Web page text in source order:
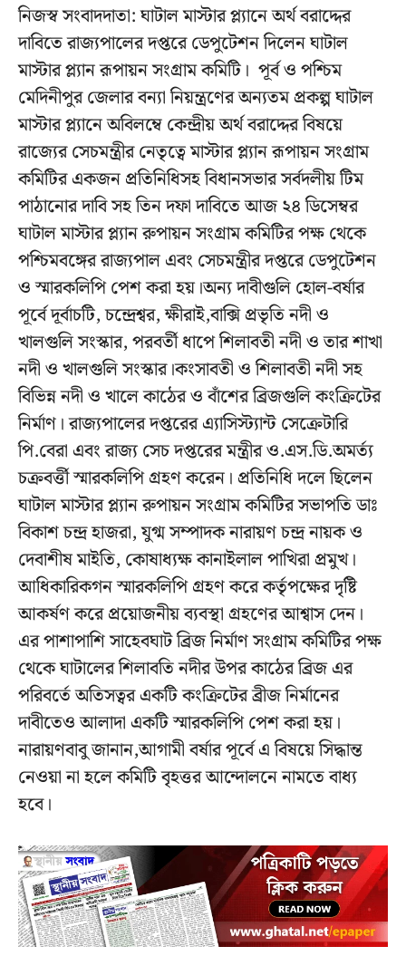
নিজস্ব সংবাদদাতা: ঘাটাল মাস্টার প্ল্যানে অর্থ বরাদ্দের
দাবিতে রাজ্যপালের দপ্তরে ডেপুটেশন দিলেন ঘাটাল
মাস্টার প্ল্যান রূপায়ন সংগ্রাম কমিটি। পূর্ব ও পশ্চিম
মেদিনীপুর জেলার বন্যা নিয়ন্ত্রণের অন্যতম প্রকল্প ঘাটাল
মাস্টার প্ল্যানে অবিলম্বে কেন্দ্রীয় অর্থ বরাদ্দের বিষয়ে
রাজ্যের সেচমন্ত্রীর নেতৃত্বে মাস্টার প্ল্যান রূপায়ন সংগ্রাম
কমিটির একজন প্রতিনিধিসহ বিধানসভার সর্বদলীয় টিম
পাঠানোর দাবি সহ তিন দফা দাবিতে আজ ২৪ ডিসেম্বর
ঘাটাল মাস্টার প্ল্যান রুপায়ন সংগ্রাম কমিটির পক্ষ থেকে
পশ্চিমবঙ্গের রাজ্যপাল এবং সেচমন্ত্রীর দপ্তরে ডেপুটেশন
ও স্মারকলিপি পেশ করা হয়।অন্য দাবীগুলি হোল-বর্ষার
পূর্বে দূর্বাচটি, চন্দ্রেশ্বর, ক্ষীরাই,বাক্সি প্রভৃতি নদী ও
খালগুলি সংস্কার, পরবর্তী ধাপে শিলাবতী নদী ও তার শাখা
নদী ও খালগুলি সংস্কার।কংসাবতী ও শিলাবতী নদী সহ
বিভিন্ন নদী ও খালে কাঠের ও বাঁশের ব্রিজগুলি কংক্রিটের
নির্মাণ। রাজ্যপালের দপ্তরের এ্যাসিস্ট্যান্ট সেক্রেটারি
পি.বেরা এবং রাজ্য সেচ দপ্তরের মন্ত্রীর ও.এস.ডি.অমর্ত্য
চক্রবর্ত্তী স্মারকলিপি গ্রহণ করেন। প্রতিনিধি দলে ছিলেন
ঘাটাল মাস্টার প্ল্যান রুপায়ন সংগ্রাম কমিটির সভাপতি ডাঃ
বিকাশ চন্দ্র হাজরা, যুগ্ম সম্পাদক নারায়ণ চন্দ্র নায়ক ও
দেবাশীষ মাইতি, কোষাধ্যক্ষ কানাইলাল পাখিরা প্রমুখ।
আধিকারিকগন স্মারকলিপি গ্রহণ করে কর্তৃপক্ষের দৃষ্টি
আকর্ষণ করে প্রয়োজনীয় ব্যবস্থা গ্রহণের আশ্বাস দেন।
এর পাশাপাশি সাহেবঘাট ব্রিজ নির্মাণ সংগ্রাম কমিটির পক্ষ
থেকে ঘাটালের শিলাবতি নদীর উপর কাঠের ব্রিজ এর
পরিবর্তে অতিসত্বর একটি কংক্রিটের ব্রীজ নির্মানের
দাবীতেও আলাদা একটি স্মারকলিপি পেশ করা হয়।
নারায়ণবাবু জানান,আগামী বর্ষার পূর্বে এ বিষয়ে সিদ্ধান্ত
নেওয়া না হলে কমিটি বৃহত্তর আন্দোলনে নামতে বাধ্য
হবে।